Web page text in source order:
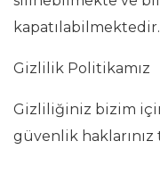
kapatılabilmektedir.
Gizlilik Politikamız
Gizliliğiniz bizim
güvenlik